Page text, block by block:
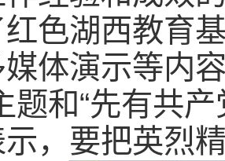
色湖西教育
体演示等内
题和“先有共
示，要把英烈